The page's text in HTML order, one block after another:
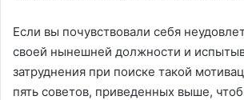
Если вы почувствовали себя
своей нынешней должности и
затруднения при поиске такой
пять советов, приведенных выше,